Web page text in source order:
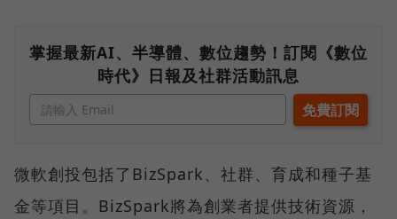
掌握最新AI、半導體、數位趨勢！訂閱《數位
時代》日報及社群活動訊息
微軟創投包括了BizSpark、社群、育成和種子基
金等項目。BizSpark將為創業者提供技術資源，